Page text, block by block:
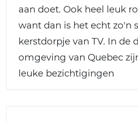
aan doet. Ook heel leuk
want dan is het echt zo'n
kerstdorpje van TV. In de
omgeving van Quebec
leuke bezichtigingen